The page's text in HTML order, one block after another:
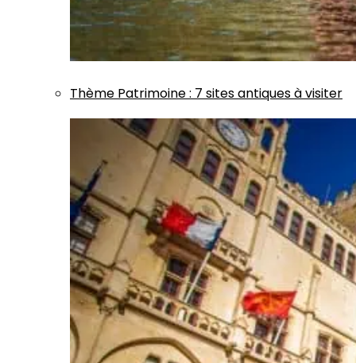
Thème Patrimoine: 7 sites antiques à visiter